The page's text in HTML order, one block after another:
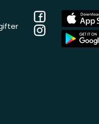
Facebook
Instagram
App
Store
App
Store